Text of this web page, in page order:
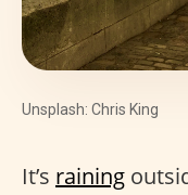
Unsplash: Chris King
It’s raining